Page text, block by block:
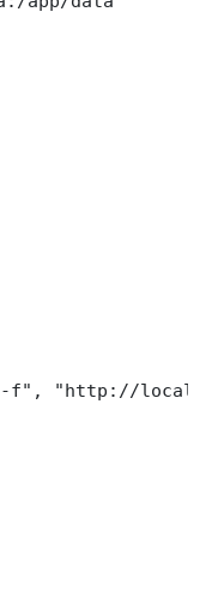
"http://